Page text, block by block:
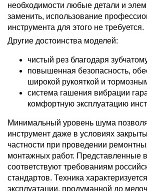
необходимости любые детали и
заменить, использование
инструмента для этого не требуется.
Другие достоинства моделей:
чистый рез благодаря
повышенная безопасность,
широкой рукояткой и
система гашения вибрации
комфортную эксплуатацию
Минимальный уровень шума
инструмент даже в условиях
частности при проведении
монтажных работ. Представленные
соответствуют требованиям
стандартов. Техника
эксплуатации, продуманной до